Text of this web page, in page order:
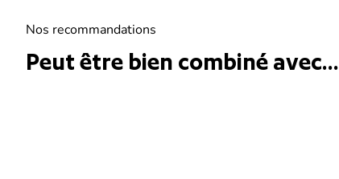
Nos recommandations
Peut être bien combiné avec...